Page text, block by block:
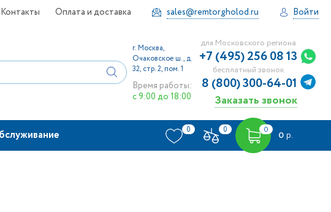
Контакты Оплата и доставка sales@remtorgholod.ru Войти
г. Москва,
Очаковское ш., д.
32, стр. 2, пом. 1
Время работы:
с 9:00 до 18:00
для Московского региона
+7 (495) 256 08 13
бесплатный звонок
8 (800) 300-64-01
Заказать звонок
0 0 0
0 р.